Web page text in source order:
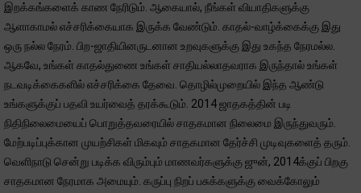
இறக்கங்களைக் காண நேரிடும். ஆகையால், நீங்கள் வியாதிகளுக்கு
ஆளாகாமல் எச்சரிக்கையாக இருக்க வேண்டும். காதல்-வாழ்க்கைக்கு இது
ஒரு நல்ல நேரம். பிற-ஜாதியினருடனான உறவுகளுக்கு இது உகந்த நேரமல்ல.
ஆகவே, உங்கள் காதல்துணை உங்கள் சாதியல்லாதவராக இருந்தால் உங்கள்
நடவடிக்கைகளில் எச்சரிக்கை தேவை. தொழில்முறையில் இந்த ஆண்டு
உங்களுக்குப் பதவி உயர்வைத் தரக்கூடும். 2014 ஜாதகத்தின் படி
நிதிநிலைமையைப் பொறுத்தவரையில் சாதகமான நிலைமை இருந்துவரும்.
மேற்படிப்புக்கான முயற்சிகள் மிகவும் சாதகமான தேர்ச்சி முடிவுகளைத் தரும்.
வெளிநாடு சென்று படிக்க விரும்பும் மாணவர்களுக்கு ஜுன், 2014க்குப் பிறகு
சாதகமான நேரமாக அமையும். கருப்பு நிறப் பசுக்களுக்கு வைக்கோலும்